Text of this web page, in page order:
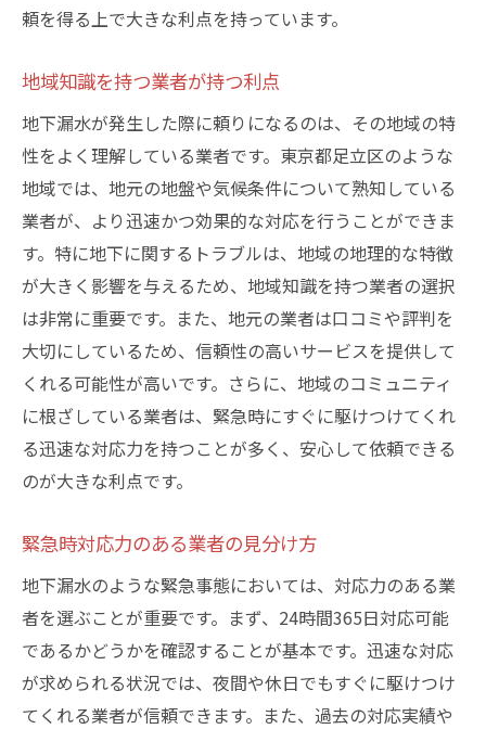
頼を得る上で大きな利点を持っています。
地域知識を持つ業者が持つ利点
地下漏水が発生した際に頼りになるのは、その地域の特
性をよく理解している業者です。東京都足立区のような
地域では、地元の地盤や気候条件について熟知している
業者が、より迅速かつ効果的な対応を行うことができま
す。特に地下に関するトラブルは、地域の地理的な特徴
が大きく影響を与えるため、地域知識を持つ業者の選択
は非常に重要です。また、地元の業者は口コミや評判を
大切にしているため、信頼性の高いサービスを提供して
くれる可能性が高いです。さらに、地域のコミュニティ
に根ざしている業者は、緊急時にすぐに駆けつけてくれ
る迅速な対応力を持つことが多く、安心して依頼できる
のが大きな利点です。
緊急時対応力のある業者の見分け方
地下漏水のような緊急事態においては、対応力のある業
者を選ぶことが重要です。まず、24時間365日対応可能
であるかどうかを確認することが基本です。迅速な対応
が求められる状況では、夜間や休日でもすぐに駆けつけ
てくれる業者が信頼できます。また、過去の対応実績や